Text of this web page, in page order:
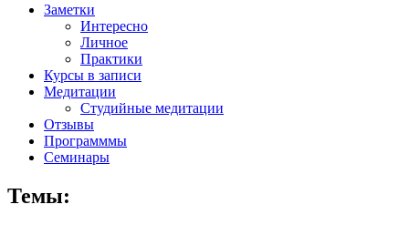
Заметки
Интересно
Личное
Практики
Курсы в записи
Медитации
Студийные медитации
Отзывы
Программмы
Семинары
Темы: